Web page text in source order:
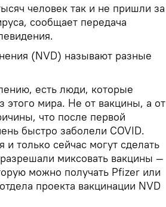
человек так и не пришли за
сообщает передача
(NVD) называют разные
есть люди, которые
этого мира. Не от вакцины, а от
что после первой
быстро заболели COVID.
только сейчас могут сделать
миксовать вакцины —
можно получать Pfizer или
проекта вакцинации NVD